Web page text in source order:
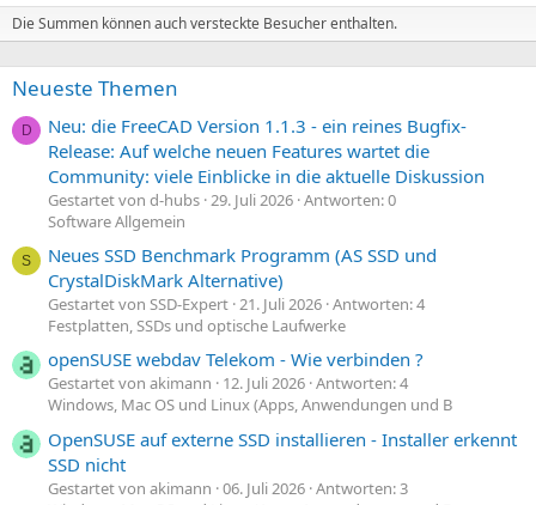
Die Summen können auch versteckte Besucher enthalten.
Neueste Themen
D
Neu: die FreeCAD Version 1.1.3 - ein reines Bugfix-
Release: Auf welche neuen Features wartet die
Community: viele Einblicke in die aktuelle Diskussion
Gestartet von d-hubs 29. Juli 2026 Antworten: 0
Software Allgemein
S
Neues SSD Benchmark Programm (AS SSD und
CrystalDiskMark Alternative)
Gestartet von SSD-Expert 21. Juli 2026 Antworten: 4
Festplatten, SSDs und optische Laufwerke
openSUSE webdav Telekom - Wie verbinden ?
Gestartet von akimann 12. Juli 2026 Antworten: 4
Windows, Mac OS und Linux (Apps, Anwendungen und B
OpenSUSE auf externe SSD installieren - Installer erkennt
SSD nicht
Gestartet von akimann 06. Juli 2026 Antworten: 3